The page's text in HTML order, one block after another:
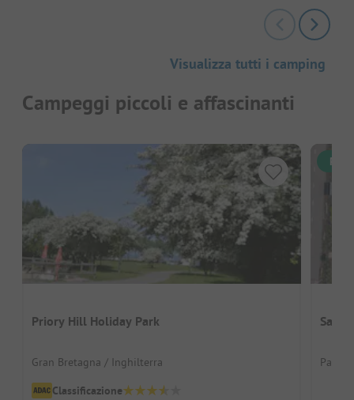
Visualizza tutti i camping
Campeggi piccoli e affascinanti
Priory Hill Holiday Park
Gran Bretagna / Inghilterra
Classificazione
Paesi